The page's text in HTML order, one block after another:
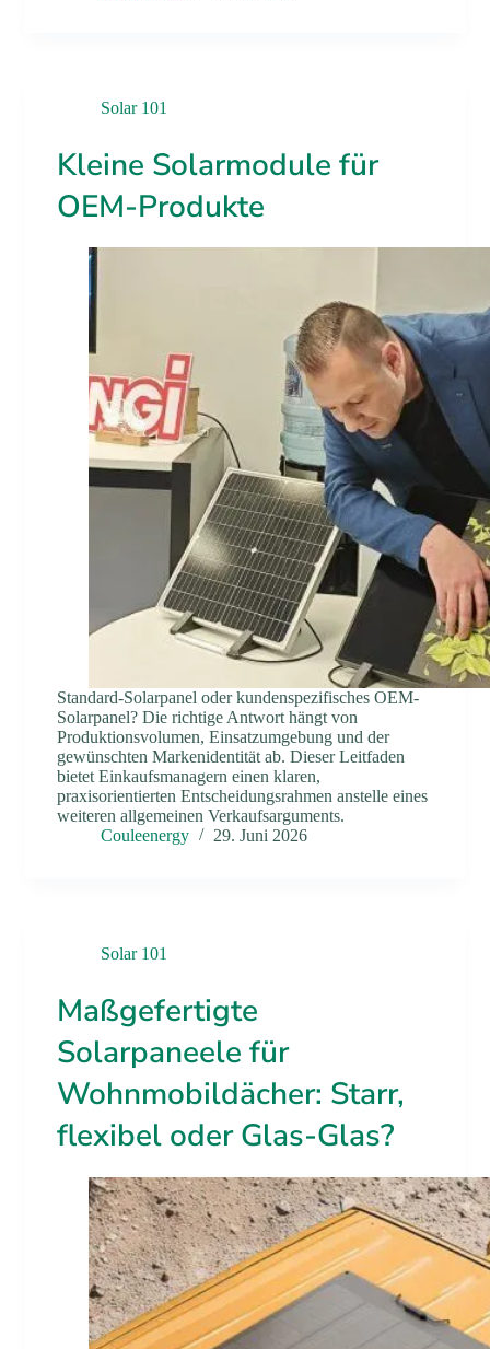
Solar 101
Kleine Solarmodule für
OEM-Produkte
Standard-Solarpanel oder kundenspezifisches OEM-
Solarpanel? Die richtige Antwort hängt von
Produktionsvolumen, Einsatzumgebung und der
gewünschten Markenidentität ab. Dieser Leitfaden
bietet Einkaufsmanagern einen klaren,
praxisorientierten Entscheidungsrahmen anstelle eines
weiteren allgemeinen Verkaufsarguments.
Couleenergy
29. Juni 2026
Solar 101
Maßgefertigte
Solarpaneele für
Wohnmobildächer: Starr,
flexibel oder Glas-Glas?